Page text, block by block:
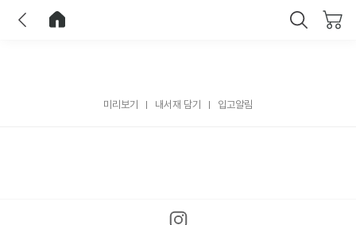
미리보기 내서재 담기 입고알림